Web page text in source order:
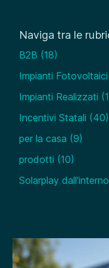
Naviga tra le
B2B (18)
Impianti Fotovoltaici
Impianti Realizzati
Incentivi Statali (40)
per la casa (9)
prodotti (10)
Solarplay dall'interno